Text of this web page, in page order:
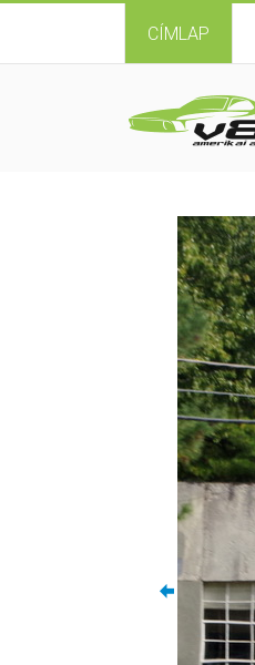
CÍMLAP